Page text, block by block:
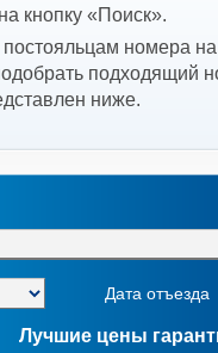
кнопку «Поиск».
номера
подходящий
ниже.
Дата отъезда
Лучшие цены